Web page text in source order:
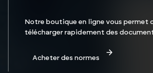
Notre boutique en ligne vous permet
télécharger rapidement des
Acheter des normes